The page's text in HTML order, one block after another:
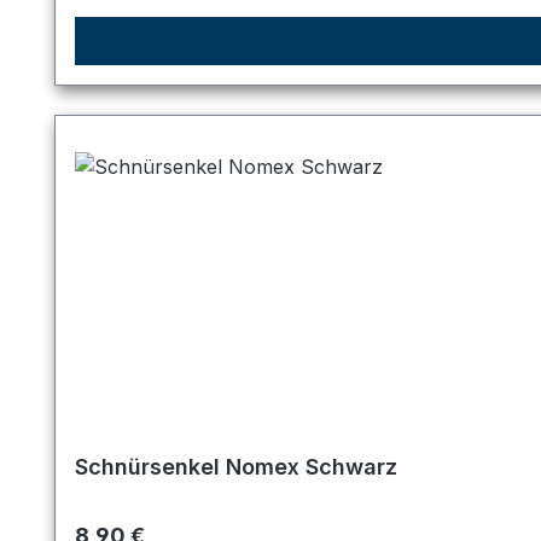
Schnürsenkel Nomex Schwarz
Regulärer Preis:
8,90 €